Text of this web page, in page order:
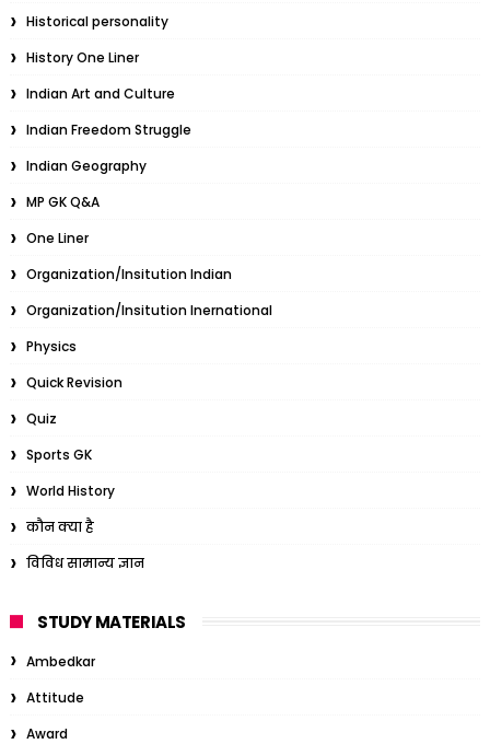
Historical personality
History One Liner
Indian Art and Culture
Indian Freedom Struggle
Indian Geography
MP GK Q&A
One Liner
Organization/Insitution Indian
Organization/Insitution Inernational
Physics
Quick Revision
Quiz
Sports GK
World History
कौन क्या है
विविध सामान्य ज्ञान
STUDY MATERIALS
Ambedkar
Attitude
Award